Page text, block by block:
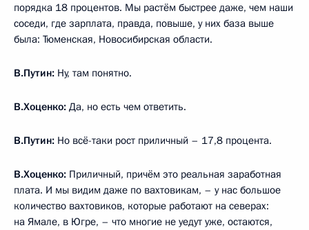
порядка 18 процентов. Мы растём быстрее даже, чем наши
соседи, где зарплата, правда, повыше, у них база выше
была: Тюменская, Новосибирская области.
В.Путин: Ну, там понятно.
В.Хоценко: Да, но есть чем ответить.
В.Путин: Но всё-таки рост приличный – 17,8 процента.
В.Хоценко: Приличный, причём это реальная заработная
плата. И мы видим даже по вахтовикам, – у нас большое
количество вахтовиков, которые работают на северах:
на Ямале, в Югре, – что многие не уедут уже, остаются,